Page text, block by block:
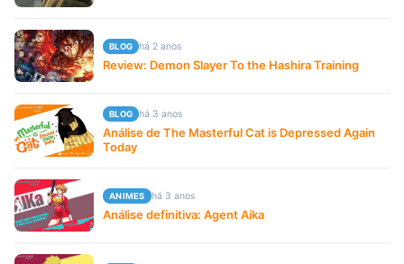
BLOG há 2 anos
Review: Demon Slayer To the Hashira Training
BLOG há 3 anos
Análise de The Masterful Cat is Depressed Again
Today
ANIMES há 3 anos
Análise definitiva: Agent Aika